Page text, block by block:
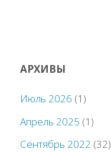
АРХИВЫ
Июль 2026 (1)
Апрель 2025 (1)
Сентябрь 2022 (32)